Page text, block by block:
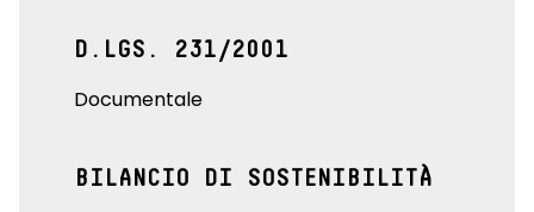
D.LGS. 231/2001
Documentale
BILANCIO DI SOSTENIBILITÀ